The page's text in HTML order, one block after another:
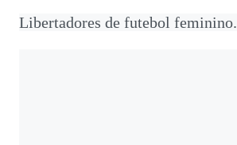
Libertadores de futebol feminino.